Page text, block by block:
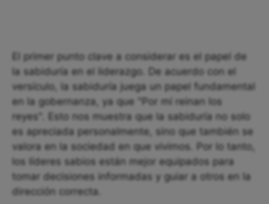
El primer punto clave a considerar es el papel de
la sabiduría en el liderazgo. De acuerdo con el
versículo, la sabiduría juega un papel fundamental
en la gobernanza, ya que "Por mí reinan los
reyes". Esto nos muestra que la sabiduría no solo
es apreciada personalmente, sino que también se
valora en la sociedad en que vivimos. Por lo tanto,
los líderes sabios están mejor equipados para
tomar decisiones informadas y guiar a otros en la
dirección correcta.